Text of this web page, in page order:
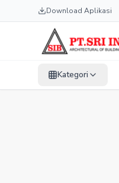
Download Aplikasi
Kategori